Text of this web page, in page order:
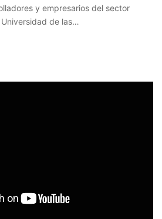
y empresarios del sector
de las…